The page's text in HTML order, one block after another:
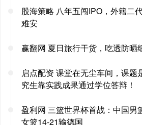
股海策略 八年五闯IPO，外籍二
难安
赢翻网 夏日旅行干货，吃透防晒
启点配资 课堂在无尘车间，课题
究生靠实践成果通过学位答辩！
盈利网 三篮世界杯首战：中国男
女篮14-21输德国